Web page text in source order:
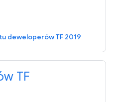
deweloperów TF 2019
TF